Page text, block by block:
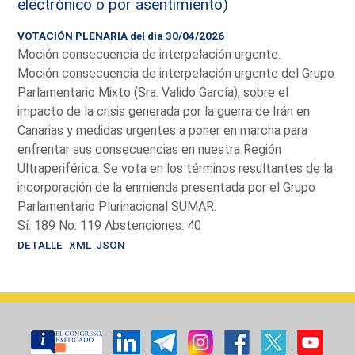
electrónico o por asentimiento)
VOTACIÓN PLENARIA del día 30/04/2026
Moción consecuencia de interpelación urgente.
Moción consecuencia de interpelación urgente del Grupo
Parlamentario Mixto (Sra. Valido García), sobre el
impacto de la crisis generada por la guerra de Irán en
Canarias y medidas urgentes a poner en marcha para
enfrentar sus consecuencias en nuestra Región
Ultraperiférica. Se vota en los términos resultantes de la
incorporación de la enmienda presentada por el Grupo
Parlamentario Plurinacional SUMAR.
Sí: 189 No: 119 Abstenciones: 40
DETALLE XML JSON